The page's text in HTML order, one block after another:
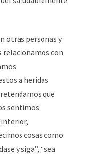
otras personas y
relacionamos con
a heridas
que
sentimos
interior,
cosas como:
y siga”, “sea